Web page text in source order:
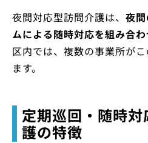
夜間対応型訪問介護は、 夜
ムによる随時対応を組み合わ
区内では、複数の事業所が
ます。
定期巡回・随時
護の特徴